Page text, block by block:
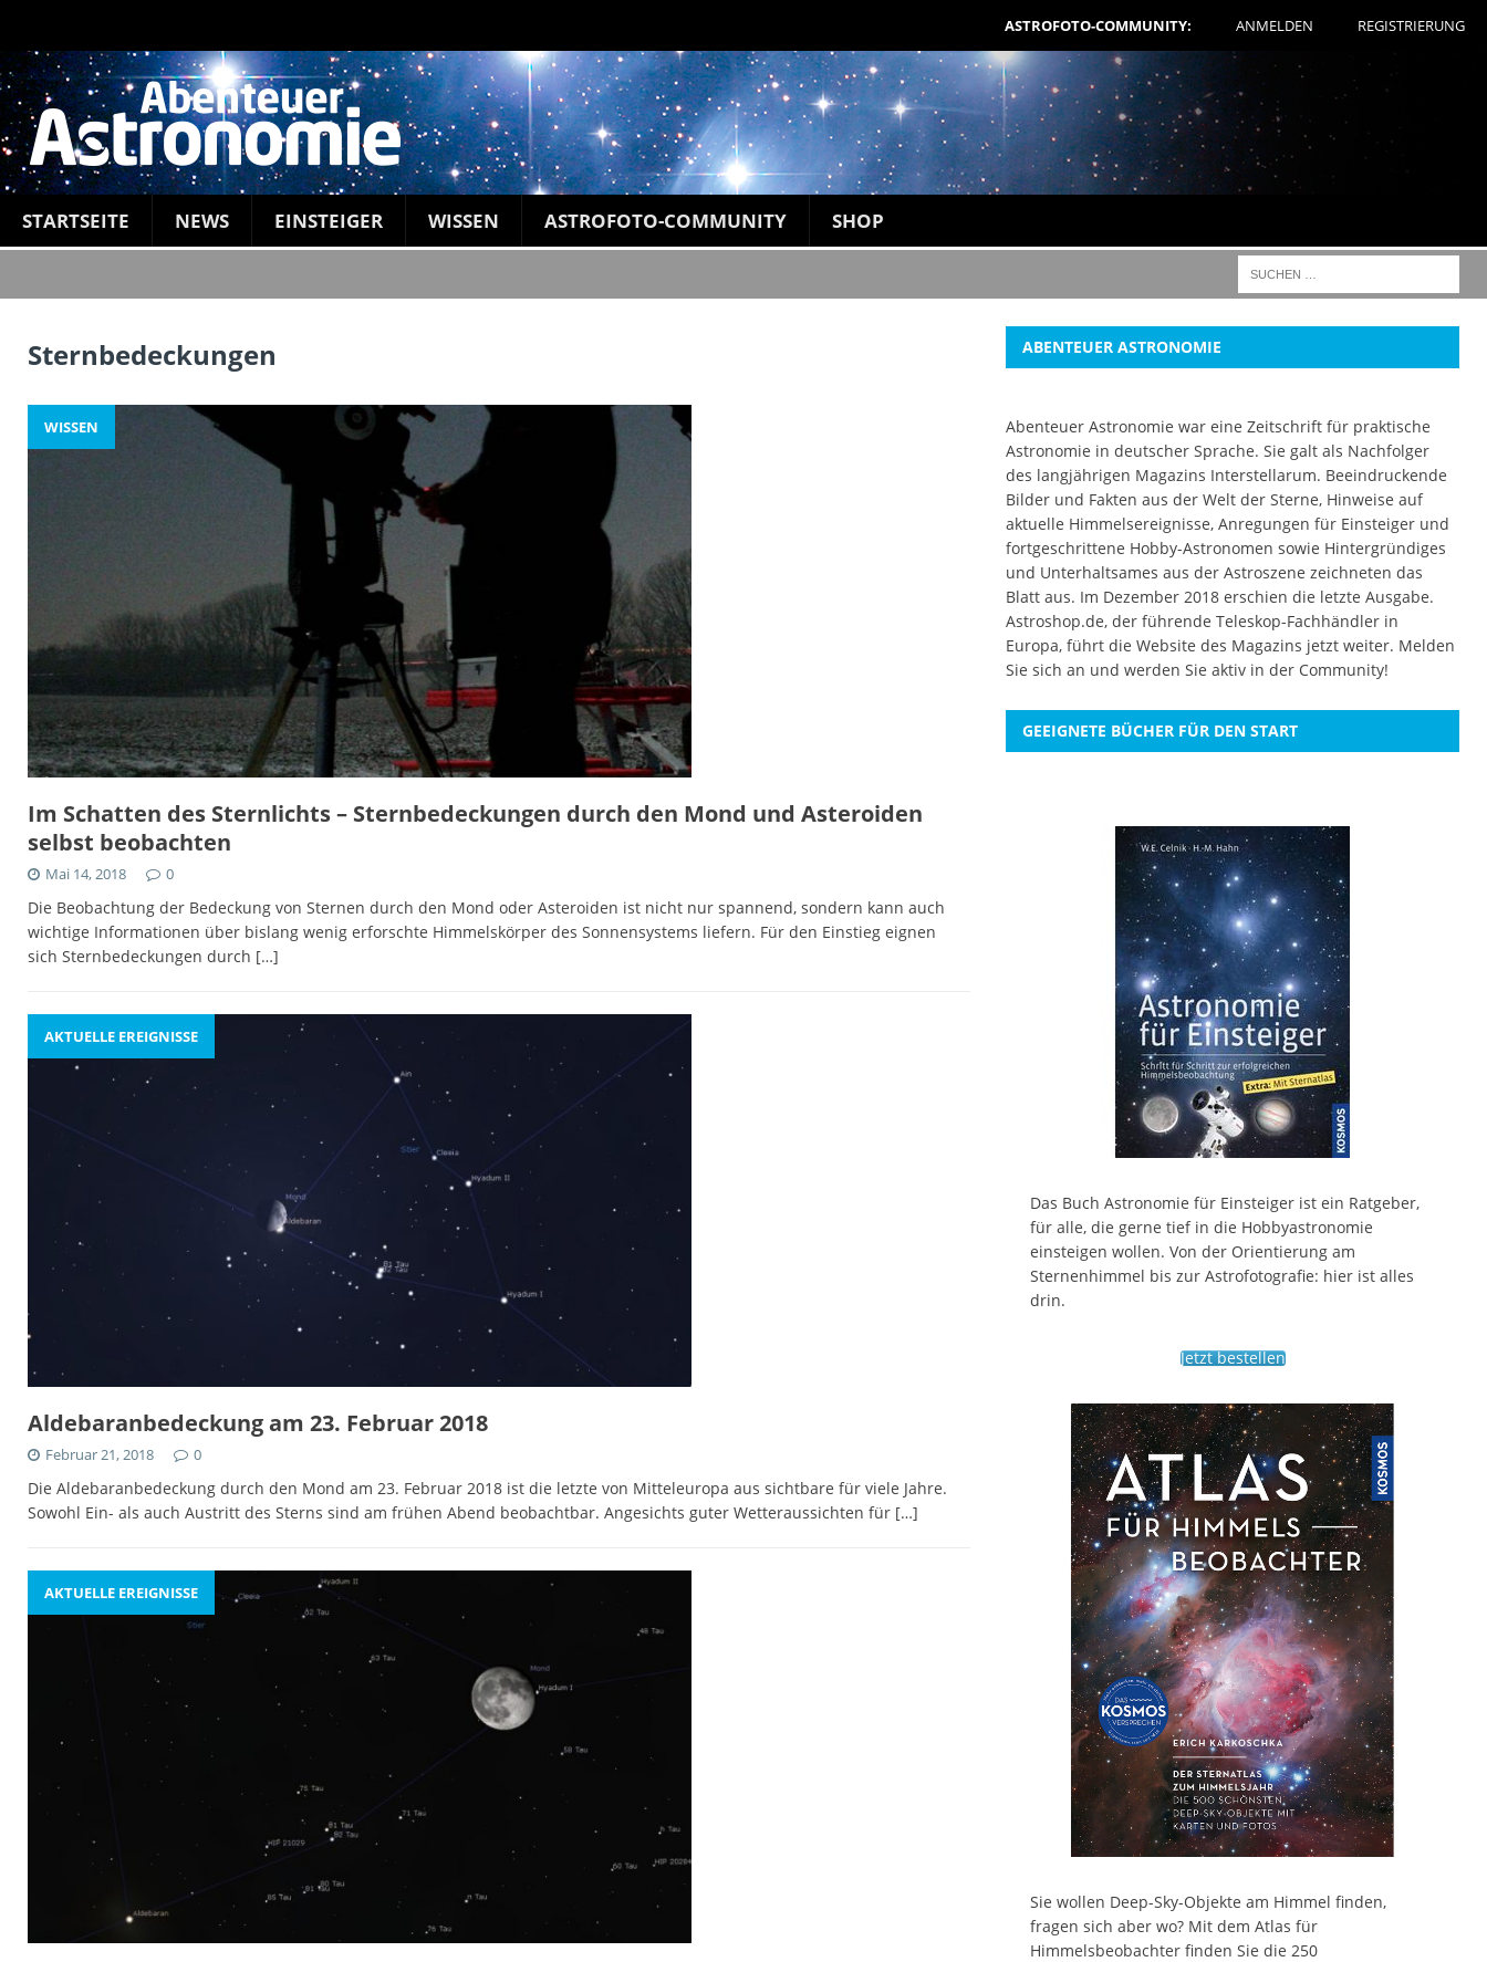
ASTROFOTO-COMMUNITY: ANMELDEN REGISTRIERUNG
STARTSEITE NEWS EINSTEIGER WISSEN ASTROFOTO-COMMUNITY SHOP
Sternbedeckungen
WISSEN
Im Schatten des Sternlichts – Sternbedeckungen durch den Mond und Asteroiden
selbst beobachten
Mai 14, 2018 0
Die Beobachtung der Bedeckung von Sternen durch den Mond oder Asteroiden ist nicht nur spannend, sondern kann auch
wichtige Informationen über bislang wenig erforschte Himmelskörper des Sonnensystems liefern. Für den Einstieg eignen
sich Sternbedeckungen durch […]
AKTUELLE EREIGNISSE
Aldebaranbedeckung am 23. Februar 2018
Februar 21, 2018 0
Die Aldebaranbedeckung durch den Mond am 23. Februar 2018 ist die letzte von Mitteleuropa aus sichtbare für viele Jahre.
Sowohl Ein- als auch Austritt des Sterns sind am frühen Abend beobachtbar. Angesichts guter Wetteraussichten für […]
AKTUELLE EREIGNISSE
ABENTEUER ASTRONOMIE
Abenteuer Astronomie war eine Zeitschrift für praktische
Astronomie in deutscher Sprache. Sie galt als Nachfolger
des langjährigen Magazins Interstellarum. Beeindruckende
Bilder und Fakten aus der Welt der Sterne, Hinweise auf
aktuelle Himmelsereignisse, Anregungen für Einsteiger und
fortgeschrittene Hobby-Astronomen sowie Hintergründiges
und Unterhaltsames aus der Astroszene zeichneten das
Blatt aus. Im Dezember 2018 erschien die letzte Ausgabe.
Astroshop.de, der führende Teleskop-Fachhändler in
Europa, führt die Website des Magazins jetzt weiter. Melden
Sie sich an und werden Sie aktiv in der Community!
GEEIGNETE BÜCHER FÜR DEN START
Das Buch Astronomie für Einsteiger ist ein Ratgeber,
für alle, die gerne tief in die Hobbyastronomie
einsteigen wollen. Von der Orientierung am
Sternenhimmel bis zur Astrofotografie: hier ist alles
drin.
Jetzt bestellen
Sie wollen Deep-Sky-Objekte am Himmel finden,
fragen sich aber wo? Mit dem Atlas für
Himmelsbeobachter finden Sie die 250